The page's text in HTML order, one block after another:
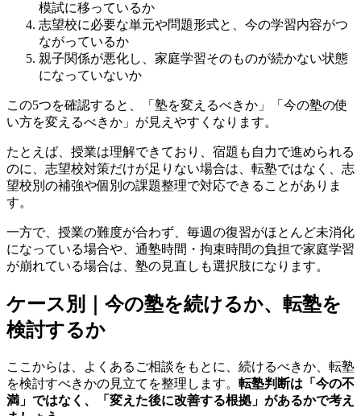
模試に移っているか
志望校に必要な単元や問題形式と、今の学習内容がつ
ながっているか
親子関係が悪化し、家庭学習そのものが続かない状態
になっていないか
この5つを確認すると、「塾を変えるべきか」「今の塾の使
い方を変えるべきか」が見えやすくなります。
たとえば、授業は理解できており、宿題も自力で進められる
のに、志望校対策だけが足りない場合は、転塾ではなく、志
望校別の補強や個別の課題整理で対応できることがありま
す。
一方で、授業の難度が合わず、毎週の復習がほとんど未消化
になっている場合や、通塾時間・拘束時間の負担で家庭学習
が崩れている場合は、塾の見直しも選択肢になります。
ケース別｜今の塾を続けるか、転塾を
検討するか
ここからは、よくあるご相談をもとに、続けるべきか、転塾
を検討すべきかの見立てを整理します。 転塾判断は「今の不
満」ではなく、「変えた後に改善する根拠」があるかで考え